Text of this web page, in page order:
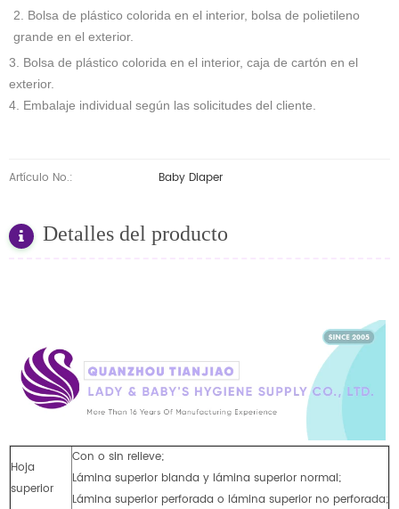
2. Bolsa de plástico colorida en el interior, bolsa de polietileno
grande en el exterior.
3. Bolsa de plástico colorida en el interior, caja de cartón en el
exterior.
4. Embalaje individual según las solicitudes del cliente.
Artículo No.: Baby Diaper
Detalles del producto
Hoja
superior
Con o sin relieve;
Lámina superior blanda y lámina superior normal;
Lámina superior perforada o lámina superior no perforada;